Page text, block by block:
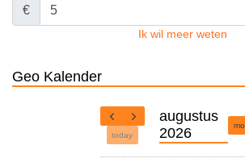
€
Ik wil meer weten
Geo Kalender
today
augustus
2026